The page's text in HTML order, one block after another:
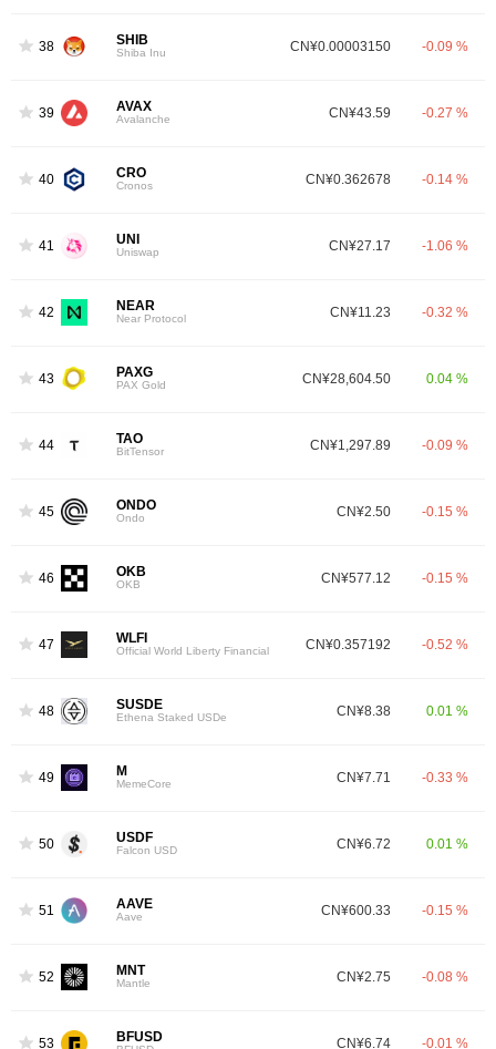
38 SHIB
Shiba Inu CN¥0.00003150 -0.09 %
39 AVAX
Avalanche CN¥43.59 -0.27 %
40 CRO
Cronos CN¥0.362678 -0.14 %
41 UNI
Uniswap CN¥27.17 -1.06 %
42 NEAR
Near Protocol CN¥11.23 -0.32 %
43 PAXG
PAX Gold CN¥28,604.50 0.04 %
44 TAO
BitTensor CN¥1,297.89 -0.09 %
45 ONDO
Ondo CN¥2.50 -0.15 %
46 OKB
OKB CN¥577.12 -0.15 %
47 WLFI
Official World Liberty Financial CN¥0.357192 -0.52 %
48 SUSDE
Ethena Staked USDe CN¥8.38 0.01 %
49 M
MemeCore CN¥7.71 -0.33 %
50 USDF
Falcon USD CN¥6.72 0.01 %
51 AAVE
Aave CN¥600.33 -0.15 %
52 MNT
Mantle CN¥2.75 -0.08 %
53 BFUSD CN¥6.74 -0.01 %